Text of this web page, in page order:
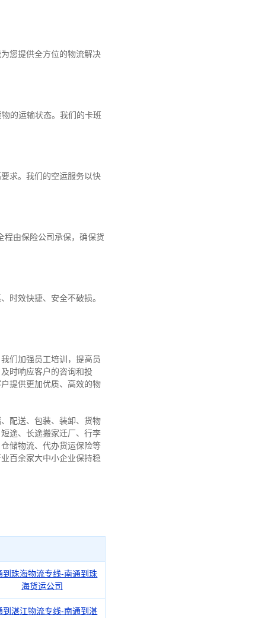
您提供全方位的物流解决
的运输状态。我们的卡班
求。我们的空运服务以快
程由保险公司承保，确保货
时效快捷、安全不破损。
们加强员工培训，提高员
时响应客户的咨询和投
提供更加优质、高效的物
配送、包装、装卸、货物
途、长途搬家迁厂、行李
储物流、代办货运保险等
百余家大中小企业保持稳
到珠海物流专线-南通到珠
海货运公司
到湛江物流专线-南通到湛